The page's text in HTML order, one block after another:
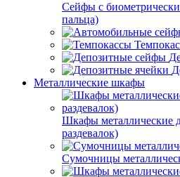
Сейфы с
пальца)
Металлические шкафы
Шкафы металлические
раздевалок)
Сумочницы